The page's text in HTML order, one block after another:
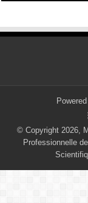
© Copyright 2026,
Professionnelle